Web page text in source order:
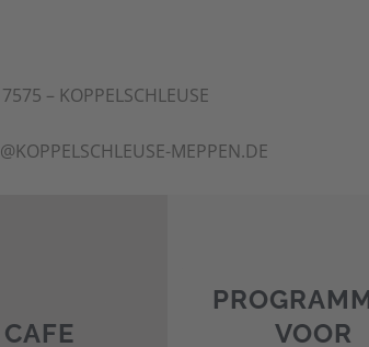
– KOPPELSCHLEUSE
MEPPEN.DE
CAFE
VOOR